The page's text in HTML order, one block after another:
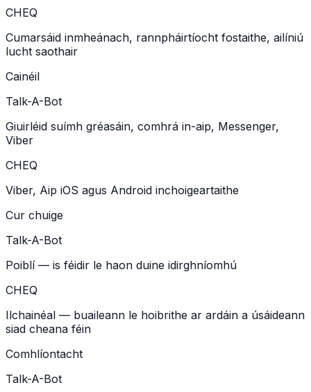
CHEQ
Cumarsáid inmheánach, rannpháirtíocht fostaithe, ailíniú
lucht saothair
Cainéil
Talk-A-Bot
Giuirléid suímh gréasáin, comhrá in-aip, Messenger,
Viber
CHEQ
Viber, Aip iOS agus Android inchoigeartaithe
Cur chuige
Talk-A-Bot
Poiblí — is féidir le haon duine idirghníomhú
CHEQ
Ilchainéal — buaileann le hoibrithe ar ardáin a úsáideann
siad cheana féin
Comhlíontacht
Talk-A-Bot